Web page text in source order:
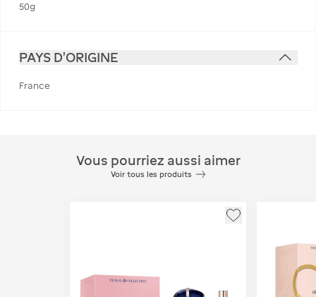
50g
PAYS D'ORIGINE
France
Vous pourriez aussi aimer
Voir tous les produits